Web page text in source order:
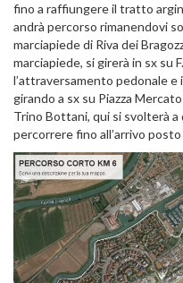
fino a raffiungere il tratto
andrà percorso rimanendovi
marciapiede di Riva dei
marciapiede, si girerà in sx su
l’attraversamento pedonale e
girando a sx su Piazza
Trino Bottani, qui si svolterà a
percorrere fino all’arrivo